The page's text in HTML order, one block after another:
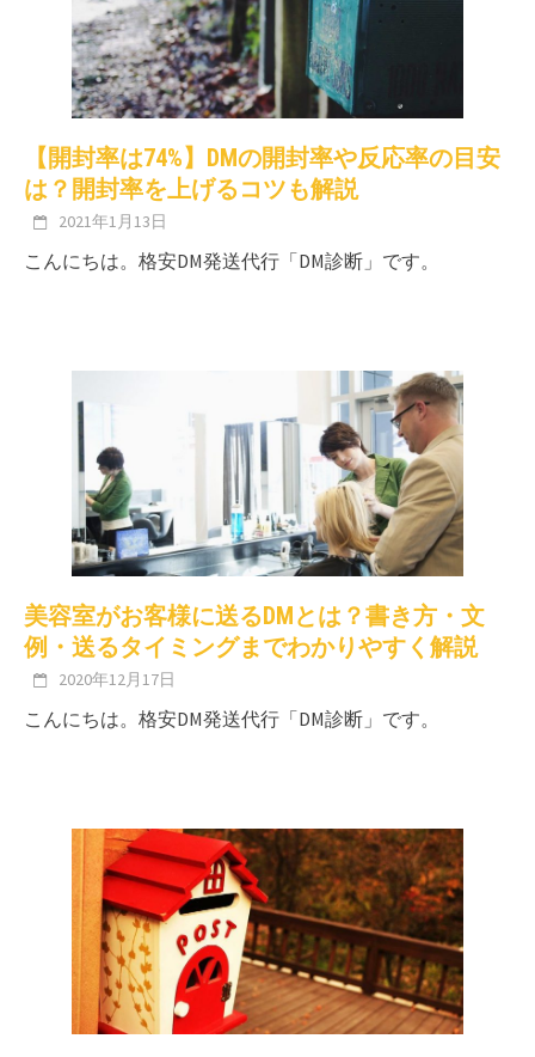
【開封率は74%】DMの開封率や反応率の目安
は？開封率を上げるコツも解説
2021年1月13日
こんにちは。格安DM発送代行「DM診断」です。
美容室がお客様に送るDMとは？書き方・文
例・送るタイミングまでわかりやすく解説
2020年12月17日
こんにちは。格安DM発送代行「DM診断」です。